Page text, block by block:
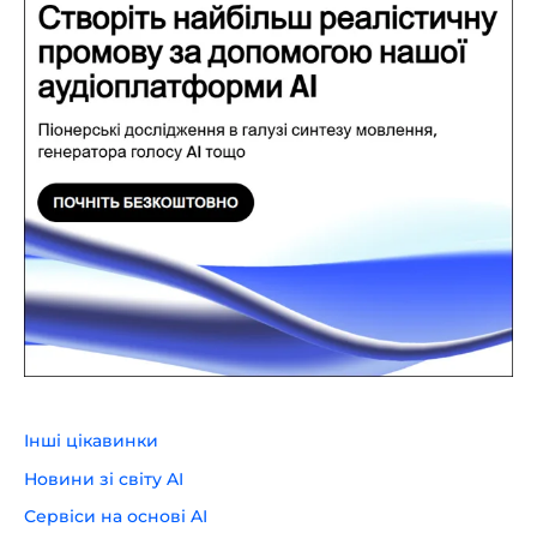
Інші цікавинки
Новини зі світу AI
Сервіси на основі AI